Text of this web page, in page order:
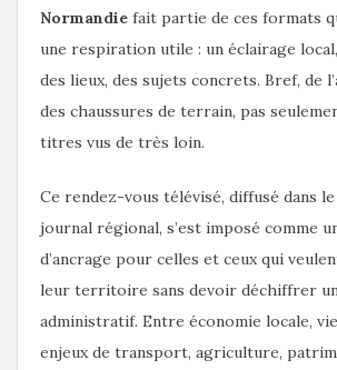
Normandie fait partie de ces formats
une respiration utile : un éclairage
des lieux, des sujets concrets. Bref, de
des chaussures de terrain, pas
titres vus de très loin.
Ce rendez-vous télévisé, diffusé dans
journal régional, s’est imposé comme
d’ancrage pour celles et ceux qui
leur territoire sans devoir déchiffrer
administratif. Entre économie locale,
enjeux de transport, agriculture,